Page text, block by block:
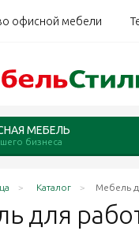
офисной мебели
МЕБЕЛЬ
бизнеса
Каталог Мебель
для